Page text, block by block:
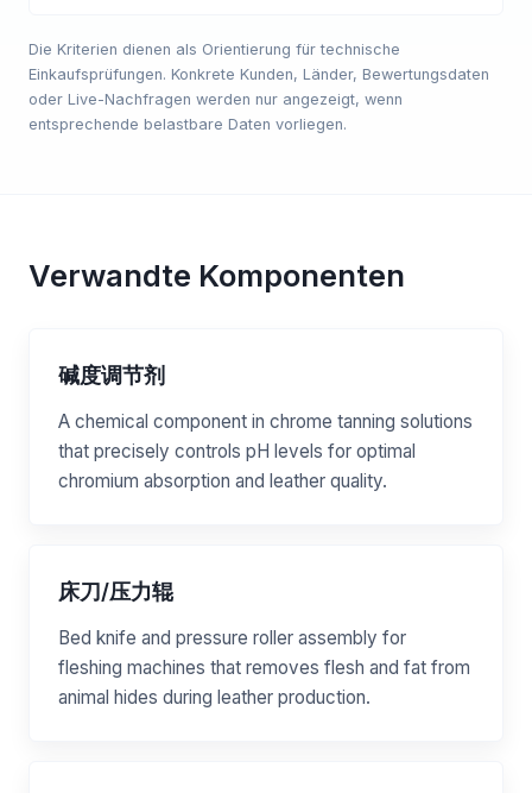
Die Kriterien dienen als Orientierung für technische
Einkaufsprüfungen. Konkrete Kunden, Länder, Bewertungsdaten
oder Live-Nachfragen werden nur angezeigt, wenn
entsprechende belastbare Daten vorliegen.
Verwandte Komponenten
碱度调节剂
A chemical component in chrome tanning solutions
that precisely controls pH levels for optimal
chromium absorption and leather quality.
床刀/压力辊
Bed knife and pressure roller assembly for
fleshing machines that removes flesh and fat from
animal hides during leather production.